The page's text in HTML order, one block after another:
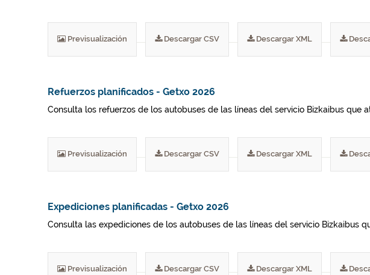
Previsualización Descargar CSV Descargar XML
Refuerzos planificados - Getxo 2026
Consulta los refuerzos de los autobuses de las líneas del servicio Bizkaibus que
Previsualización Descargar CSV Descargar XML
Expediciones planificadas - Getxo 2026
Consulta las expediciones de los autobuses de las líneas del servicio Bizkaibus
Previsualización Descargar CSV Descargar XML